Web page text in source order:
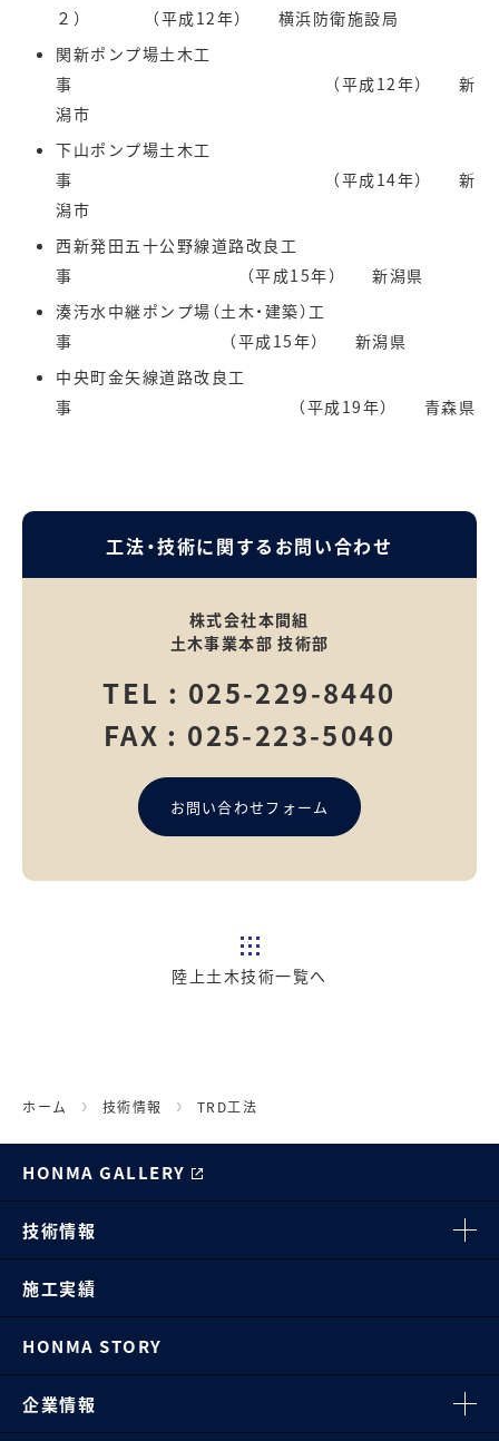
２） （平成12年） 横浜防衛施設局
関新ポンプ場土木工
事 （平成12年） 新
潟市
下山ポンプ場土木工
事 （平成14年） 新
潟市
西新発田五十公野線道路改良工
事 （平成15年） 新潟県
湊汚水中継ポンプ場（土木・建築）工
事 （平成15年） 新潟県
中央町金矢線道路改良工
事 （平成19年） 青森県
工法・技術に関するお問い合わせ
株式会社本間組
土木事業本部 技術部
TEL : 025-229-8440
FAX : 025-223-5040
お問い合わせフォーム
陸上土木技術一覧へ
ホーム 技術情報 TRD工法
HONMA GALLERY
技術情報
施工実績
HONMA STORY
企業情報